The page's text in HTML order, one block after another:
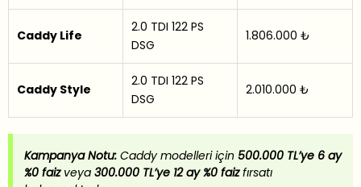
Caddy Life
2.0 TDI 122 PS
DSG
1.806.000 ₺
Caddy Style
2.0 TDI 122 PS
DSG
2.010.000 ₺
Kampanya Notu: Caddy modelleri için 500.000 TL’ye 6 ay
%0 faizveya 300.000 TL’ye 12 ay %0 faizfırsatı